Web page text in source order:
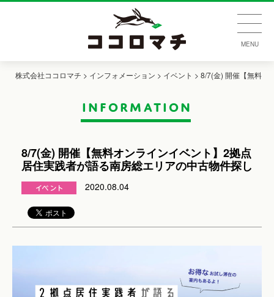
MENU
株式会社ココロマチ > インフォメーション > イベント > 8/7(金) 開催【無料
オンラインイベント】2拠点居住実践者が語る南房総エリアの中古物件探し
information
8/7(金) 開催【無料オンラインイベント】2拠点
居住実践者が語る南房総エリアの中古物件探し
2020.08.04